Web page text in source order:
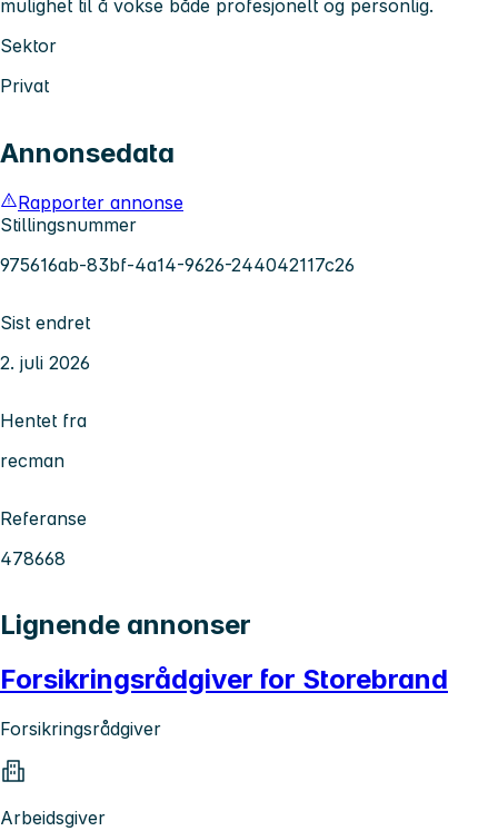
mulighet til å vokse både profesjonelt og personlig.
Sektor
Privat
Annonsedata
Rapporter annonse
Stillingsnummer
975616ab-83bf-4a14-9626-244042117c26
Sist endret
2. juli 2026
Hentet fra
recman
Referanse
478668
Lignende annonser
Forsikringsrådgiver for Storebrand
Forsikringsrådgiver
Arbeidsgiver